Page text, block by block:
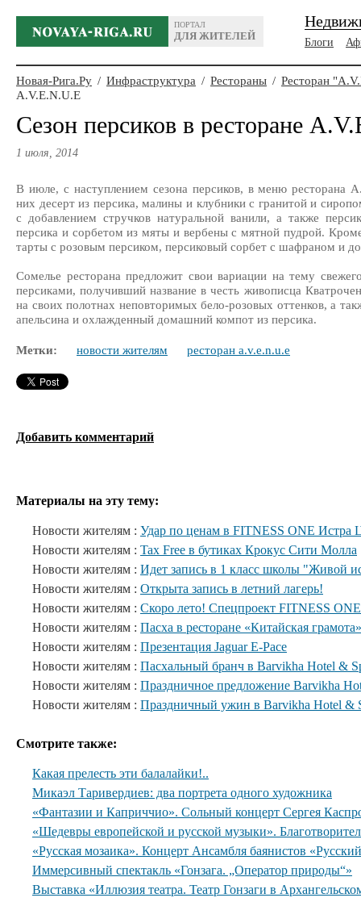
ПОРТАЛ
ДЛЯ ЖИТЕЛЕЙ
Блоги
Новая-Рига.Ру / Инфраструктура / Рестораны / Ресторан
A.V.E.N.U.E
Сезон персиков в ресторане
1 июля, 2014
В июле, с наступлением сезона персиков, в меню ресторана
них десерт из персика, малины и клубники с гранитой и
с добавлением стручков натуральной ванили, а также
персика и сорбетом из мяты и вербены с мятной пудрой.
тарты с розовым персиком, персиковый сорбет с шафраном и
Сомелье ресторана предложит свои вариации на тему
персиками, получивший название в честь живописца
на своих полотнах неповторимых бело-розовых оттенков, а
апельсина и охлажденный домашний компот из персика.
Метки: новости жителям ресторан a.v.e.n.u.e
Добавить комментарий
Материалы на эту тему:
Новости жителям : Удар по ценам в FITNESS ONE Истра
Новости жителям : Tax Free в бутиках Крокус Сити Молла
Новости жителям : Идет запись в 1 класс школы "Живой
Новости жителям : Открыта запись в летний лагерь!
Новости жителям : Скоро лето! Спецпроект FITNESS ONE
Новости жителям : Пасха в ресторане «Китайская грамота»
Новости жителям : Презентация Jaguar E-Pace
Новости жителям : Пасхальный бранч в Barvikha Hotel &
Новости жителям : Праздничное предложение Barvikha
Новости жителям : Праздничный ужин в Barvikha Hotel &
Смотрите также:
Какая прелесть эти балалайки!..
Микаэл Таривердиев: два портрета одного художника
«Фантазии и Каприччио». Сольный концерт Сергея
«Шедевры европейской и русской музыки».
«Русская мозаика». Концерт Ансамбля баянистов
Иммерсивный спектакль «Гонзага. „Оператор природы“»
Выставка «Иллюзия театра. Театр Гонзаги в